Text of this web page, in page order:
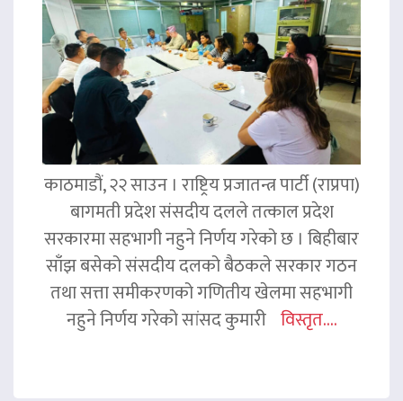
काठमाडौं, २२ साउन । राष्ट्रिय प्रजातन्त्र पार्टी (राप्रपा)
बागमती प्रदेश संसदीय दलले तत्काल प्रदेश
सरकारमा सहभागी नहुने निर्णय गरेको छ । बिहीबार
साँझ बसेको संसदीय दलको बैठकले सरकार गठन
तथा सत्ता समीकरणको गणितीय खेलमा सहभागी
नहुने निर्णय गरेको सांसद कुमारी विस्तृत....